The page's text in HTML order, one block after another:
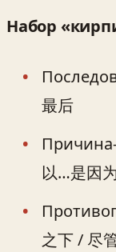
Набор
最后
以…是因
之下 / 尽